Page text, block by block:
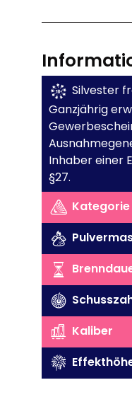
Silvester
Ganzjährig
Inhaber einer
§27.
Kategorie
Kaliber